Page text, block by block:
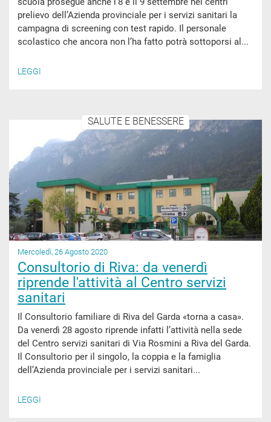
prelievo dell’Azienda provinciale per i servizi sanitari la
campagna di screening con test rapido. Il personale
scolastico che ancora non l’ha fatto potrà sottoporsi al...
LEGGI
SALUTE E BENESSERE
Mercoledì, 26 Agosto 2020
Consultorio di Riva: da venerdì
riprende l'attività al Centro servizi
sanitari
Il Consultorio familiare di Riva del Garda «torna a casa».
Da venerdì 28 agosto riprende infatti l’attività nella sede
del Centro servizi sanitari di Via Rosmini a Riva del Garda.
Il Consultorio per il singolo, la coppia e la famiglia
dell’Azienda provinciale per i servizi sanitari...
LEGGI